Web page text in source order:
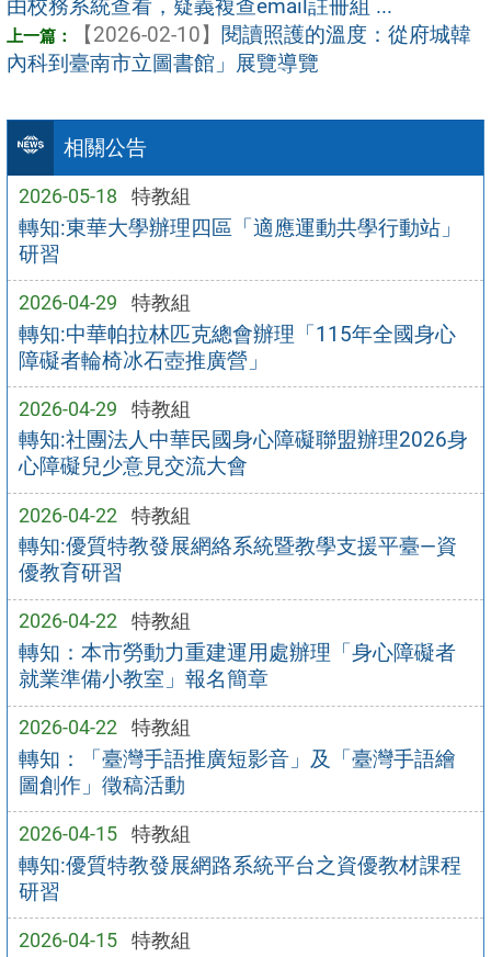
相關公告
2026-05-18 特教組
轉知:東華大學辦理四區「適應運動共學行動站」
研習
2026-04-29 特教組
轉知:中華帕拉林匹克總會辦理「115年全國身心
障礙者輪椅冰石壺推廣營」
2026-04-29 特教組
轉知:社團法人中華民國身心障礙聯盟辦理2026身
心障礙兒少意見交流大會
2026-04-22 特教組
轉知:優質特教發展網絡系統暨教學支援平臺—資
優教育研習
2026-04-22 特教組
轉知：本市勞動力重建運用處辦理「身心障礙者
就業準備小教室」報名簡章
2026-04-22 特教組
轉知：「臺灣手語推廣短影音」及「臺灣手語繪
圖創作」徵稿活動
2026-04-15 特教組
轉知:優質特教發展網路系統平台之資優教材課程
研習
2026-04-15 特教組
由校務系統查看，疑義複查email註冊組 ...
【2026-02-10】 閱讀照護的溫度：從府城韓
內科到臺南市立圖書館」展覽導覽